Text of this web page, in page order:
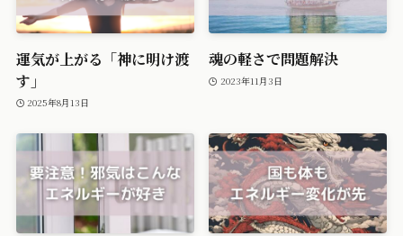
運気が上がる「神に明け渡
す」
2025年8月13日
魂の軽さで問題解決
2023年11月3日